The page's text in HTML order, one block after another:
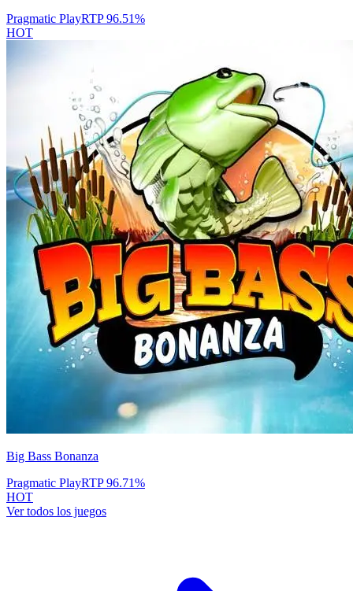
Pragmatic PlayRTP96.51%
HOT
Big Bass Bonanza
Pragmatic PlayRTP96.71%
HOT
Ver todos los juegos